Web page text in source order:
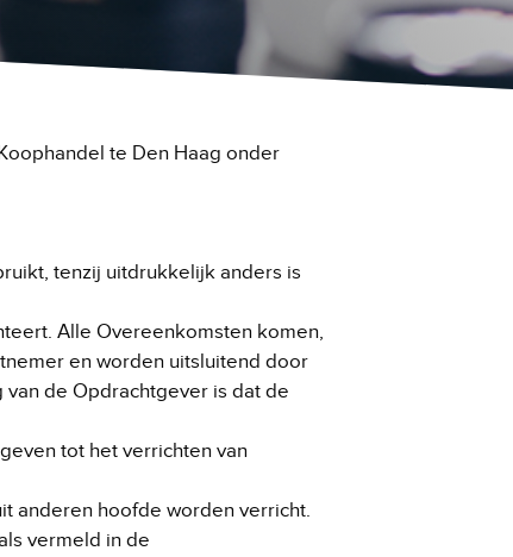
te Den Haag onder
tenzij uitdrukkelijk anders is
Alle Overeenkomsten komen,
en worden uitsluitend door
de Opdrachtgever is dat de
tot het verrichten van
anderen hoofde worden verricht.
vermeld in de